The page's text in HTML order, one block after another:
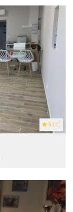
5 (11)